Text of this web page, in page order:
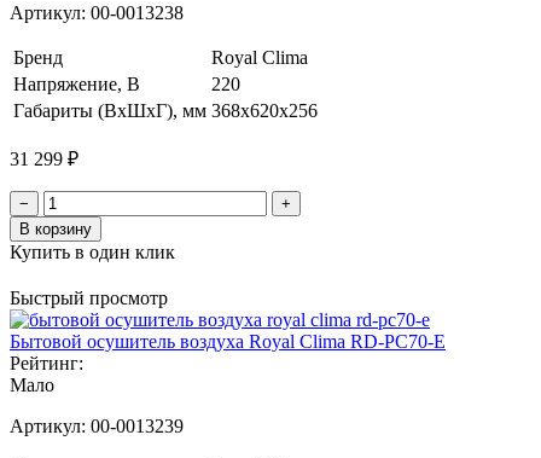
Артикул: 00-0013238
Бренд
Royal Clima
Напряжение, В
220
Габариты (ВхШхГ), мм 368x620x256
31 299 ₽
−
+
В корзину
Купить в один клик
Быстрый просмотр
Бытовой осушитель воздуха Royal Clima RD-PC70-E
Рейтинг:
Мало
Артикул: 00-0013239